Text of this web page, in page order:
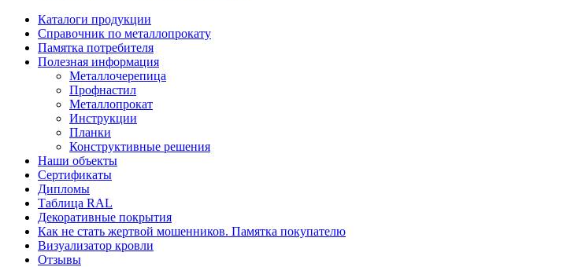
Каталоги продукции
Справочник по металлопрокату
Памятка потребителя
Полезная информация
Металлочерепица
Профнастил
Металлопрокат
Инструкции
Планки
Конструктивные решения
Наши объекты
Сертификаты
Дипломы
Таблица RAL
Декоративные покрытия
Как не стать жертвой мошенников. Памятка покупателю
Визуализатор кровли
Отзывы